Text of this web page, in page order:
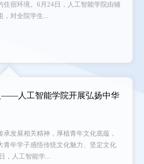
住宿环境。6月24日，人工智能学院由辅
对全院学生...
——人工智能学院开展弘扬中华
发展相关精神，厚植青年文化底蕴，
青年学子感悟传统文化魅力、坚定文化
，人工智能学...